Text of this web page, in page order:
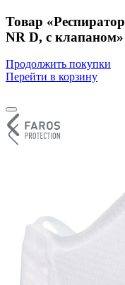
Товар
NR D, с
Продолжить покупки
Перейти в корзину